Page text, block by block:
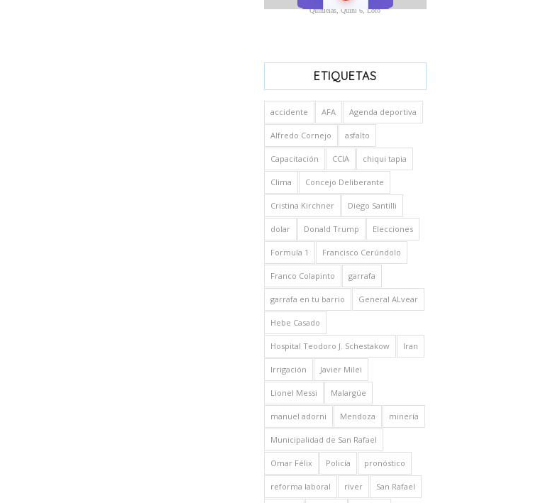
Quinielas, Quini 6, Loto
ETIQUETAS
accidente AFA Agenda deportiva
Alfredo Cornejo asfalto
Capacitación CCIA chiqui tapia
Clima Concejo Deliberante
Cristina Kirchner Diego Santilli
dolar Donald Trump Elecciones
Formula 1 Francisco Cerúndolo
Franco Colapinto garrafa
garrafa en tu barrio General ALvear
Hebe Casado
Hospital Teodoro J. Schestakow Iran
Irrigación Javier Milei
Lionel Messi Malargüe
manuel adorni Mendoza minería
Municipalidad de San Rafael
Omar Félix Policía pronóstico
reforma laboral river San Rafael